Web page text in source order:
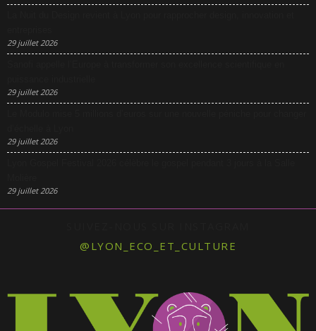
29 juillet 2026
29 juillet 2026
29 juillet 2026
29 juillet 2026
@LYON_ECO_ET_CULTURE